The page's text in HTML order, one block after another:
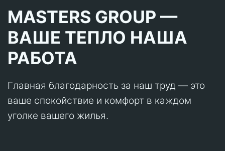
MASTERS GROUP —
ВАШЕ ТЕПЛО НАША
РАБОТА
Главная благодарность за наш труд — это
ваше спокойствие и комфорт в каждом
уголке вашего жилья.